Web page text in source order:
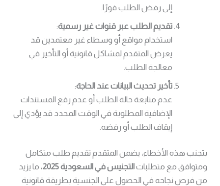
إلى رفض الطلب فورًا.
تقديم الطلب عبر قنوات غير رسمية:
استخدام مواقع أو وسطاء غير معتمدين قد
يعرض المتقدم لمشاكل قانونية أو التأخير في
معالجة الطلب.
تأخير تحديث البيانات عند الحاجة:
عدم متابعة حالة الطلب أو عدم رفع المستندات
الإضافية المطلوبة في الوقت المحدد قد يؤدي إلى
إيقاف الطلب أو رفضه.
بتجنب هذه الأخطاء، يضمن المتقدم تقديم طلب متكامل
ومتوافق مع متطلباتالتجنيس في السعودية 2025
، ما يزيد
من فرص نجاحه في الحصول على الجنسية بطريقة قانونية